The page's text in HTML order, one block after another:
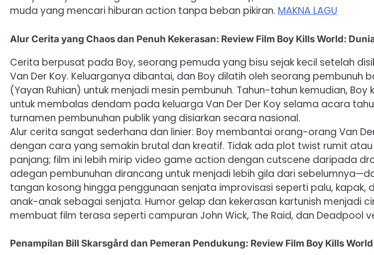
muda yang mencari hiburan action tanpa beban pikiran. MAKNA LAGU
Alur Cerita yang Chaos dan Penuh Kekerasan: Review Film Boy Kills World:
Cerita berpusat pada Boy, seorang pemuda yang bisu sejak kecil setelah
Van Der Koy. Keluarganya dibantai, dan Boy dilatih oleh seorang pembunuh
(Yayan Ruhian) untuk menjadi mesin pembunuh. Tahun-tahun kemudian, Boy
untuk membalas dendam pada keluarga Van Der Der Koy selama acara
turnamen pembunuhan publik yang disiarkan secara nasional.
Alur cerita sangat sederhana dan linier: Boy membantai orang-orang Van
dengan cara yang semakin brutal dan kreatif. Tidak ada plot twist rumit
panjang; film ini lebih mirip video game action dengan cutscene daripada
adegan pembunuhan dirancang untuk menjadi lebih gila dari
tangan kosong hingga penggunaan senjata improvisasi seperti palu, kapak,
anak-anak sebagai senjata. Humor gelap dan kekerasan kartunish menjadi
membuat film terasa seperti campuran John Wick, The Raid, dan Deadpool
Penampilan Bill Skarsgård dan Pemeran Pendukung: Review Film Boy Kills